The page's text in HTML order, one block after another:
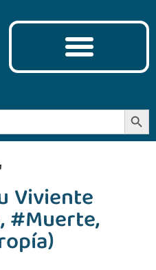
Botón
Viviente
#Muerte,